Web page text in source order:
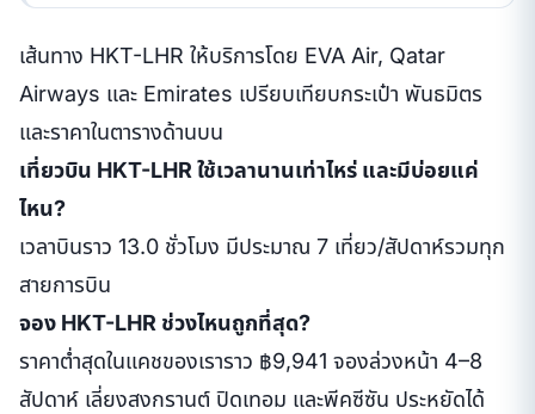
เส้นทาง HKT-LHR ให้บริการโดย EVA Air, Qatar
Airways และ Emirates เปรียบเทียบกระเป๋า พันธมิตร
และราคาในตารางด้านบน
เที่ยวบิน HKT-LHR ใช้เวลานานเท่าไหร่ และมีบ่อยแค่
ไหน?
เวลาบินราว 13.0 ชั่วโมง มีประมาณ 7 เที่ยว/สัปดาห์รวมทุก
สายการบิน
จอง HKT-LHR ช่วงไหนถูกที่สุด?
ราคาต่ำสุดในแคชของเราราว ฿9,941 จองล่วงหน้า 4–8
สัปดาห์ เลี่ยงสงกรานต์ ปิดเทอม และพีคซีซัน ประหยัดได้